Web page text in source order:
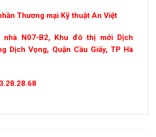
Thương mại Kỹ thuật An Việt
nhà N07-B2, Khu đô thị mới Dịch
Dịch Vọng, Quận Cầu Giấy, TP Hà